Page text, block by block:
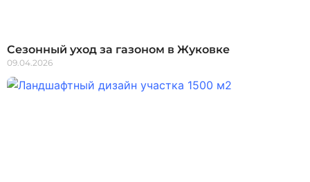
Сезонный уход за газоном в Жуковке
09.04.2026